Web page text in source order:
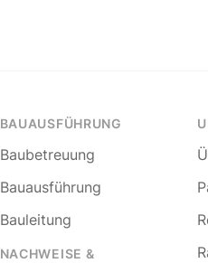
BAUAUSFÜHRUNG
Baubetreuung
Bauausführung
Bauleitung
NACHWEISE &